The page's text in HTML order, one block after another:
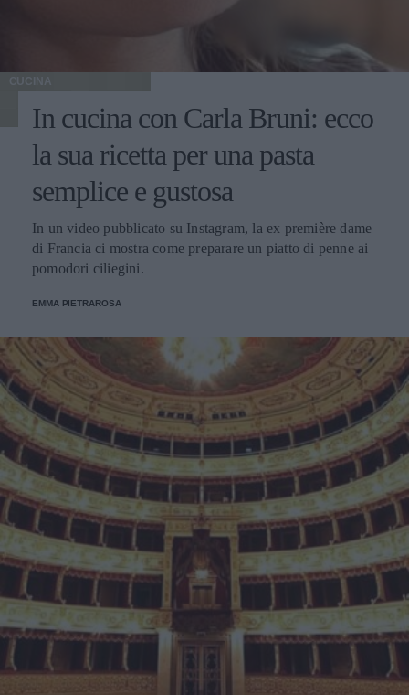
CUCINA
In cucina con Carla Bruni: ecco
la sua ricetta per una pasta
semplice e gustosa
In un video pubblicato su Instagram, la ex première dame
di Francia ci mostra come preparare un piatto di penne ai
pomodori ciliegini.
EMMA PIETRAROSA